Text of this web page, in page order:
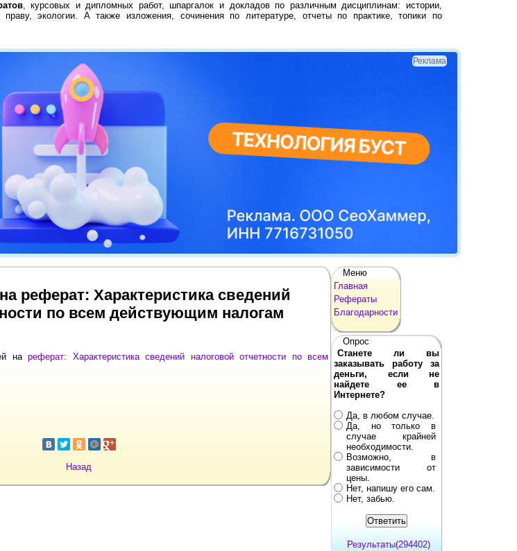
, курсовых и дипломных работ, шпаргалок и докладов по различным дисциплинам: истории,
экологии. А также изложения, сочинения по литературе, отчеты по практике, топики по
Реклама
реферат: Характеристика сведений
по всем действующим налогам
нареферат: Характеристика сведений налоговой отчетности по всем
Назад
Меню
Главная
Рефераты
Благодарности
Опрос
Станете ли вы
заказывать работу за
деньги, если не
найдете ее в
Интернете?
Да, в любом случае.
Да, но только в
случае крайней
необходимости.
Возможно, в
зависимости от
цены.
Нет, напишу его сам.
Нет, забью.
Результаты(294402)